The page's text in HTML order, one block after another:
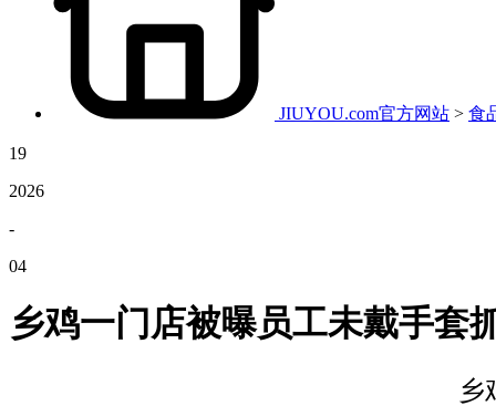
JIUYOU.com官方网站 > 食
19
2026
-
04
乡鸡一门店被曝员工未戴手套
乡